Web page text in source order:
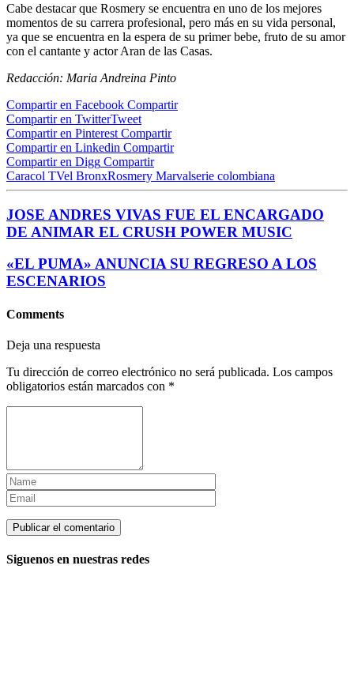
Cabe destacar que Rosmery se encuentra en uno de los mejores
momentos de su carrera profesional, pero más en su vida personal,
ya que se encuentra en la espera de su primer bebe, fruto de su amor
con el cantante y actor Aran de las Casas.
Redacción: Maria Andreina Pinto
Compartir en Facebook Compartir
Compartir en TwitterTweet
Compartir en Pinterest Compartir
Compartir en Linkedin Compartir
Compartir en Digg Compartir
Caracol TVel BronxRosmery Marvalserie colombiana
JOSE ANDRES VIVAS FUE EL ENCARGADO
DE ANIMAR EL CRUSH POWER MUSIC
«EL PUMA» ANUNCIA SU REGRESO A LOS
ESCENARIOS
Comments
Deja una respuesta
Tu dirección de correo electrónico no será publicada. Los campos
obligatorios están marcados con *
Siguenos en nuestras redes